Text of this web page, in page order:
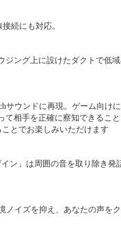
続にも対応。
ング上に設けたダクトで低
サウンドに再現。ゲーム向け
相手を正確に察知できるこ
とでお楽しみいただけます
ン」は周囲の音を取り除き発
イズを抑え、あなたの声を